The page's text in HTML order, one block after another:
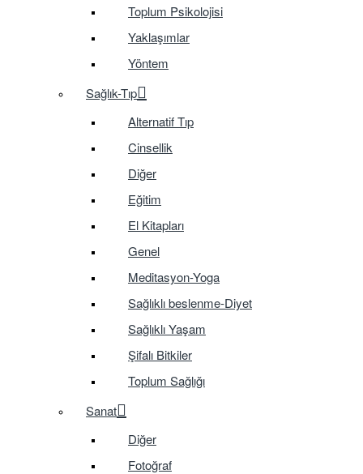
Toplum Psikolojisi
Yaklaşımlar
Yöntem
Sağlık-Tıp
Alternatif Tıp
Cinsellik
Diğer
Eğitim
El Kitapları
Genel
Meditasyon-Yoga
Sağlıklı beslenme-Diyet
Sağlıklı Yaşam
Şifalı Bitkiler
Toplum Sağlığı
Sanat
Diğer
Fotoğraf